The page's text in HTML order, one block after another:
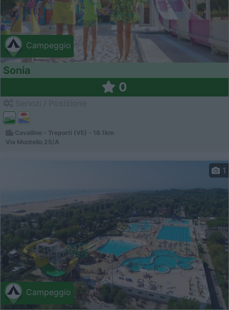
Campeggio
Sonia
0
Cavallino - Treporti (VE) - 16.1km
Via Montello 25/A
Campeggio
1